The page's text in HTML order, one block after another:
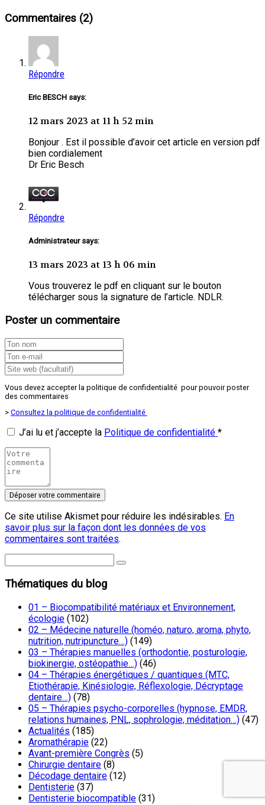
Commentaires (2)
Répondre
Eric BESCH says:
12 mars 2023 at 11 h 52 min
Bonjour . Est il possible d’avoir cet article en version pdf
bien cordialement
Dr Eric Besch
Répondre
Administrateur says:
13 mars 2023 at 13 h 06 min
Vous trouverez le pdf en cliquant sur le bouton
télécharger sous la signature de l’article. NDLR.
Poster un commentaire
Vous devez accepter la politique de confidentialité pour pouvoir poster
des commentaires
> Consultez la politique de confidentialité
J’ai lu et j’accepte la Politique de confidentialité *
Ce site utilise Akismet pour réduire les indésirables. En
savoir plus sur la façon dont les données de vos
commentaires sont traitées.
Thématiques du blog
01 – Biocompatibilité matériaux et Environnement,
écologie (102)
02 – Médecine naturelle (homéo, naturo, aroma, phyto,
nutrition, nutripuncture…) (149)
03 – Thérapies manuelles (orthodontie, posturologie,
biokinergie, ostéopathie…) (46)
04 – Thérapies énergétiques / quantiques (MTC,
Etiothérapie, Kinésiologie, Réflexologie, Décryptage
dentaire…) (78)
05 – Thérapies psycho-corporelles (hypnose, EMDR,
relations humaines, PNL, sophrologie, méditation…) (47)
Actualités (185)
Aromathérapie (22)
Avant-première Congrès (5)
Chirurgie dentaire (8)
Décodage dentaire (12)
Dentisterie (37)
Dentisterie biocompatible (31)